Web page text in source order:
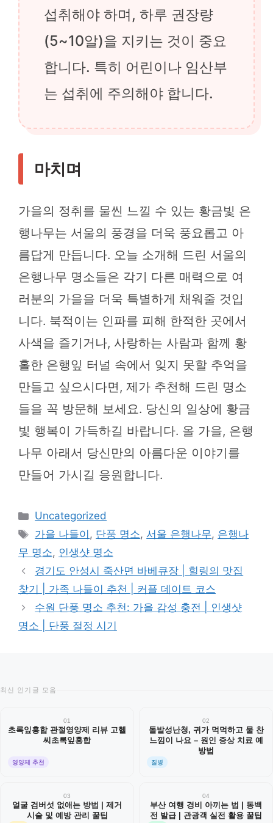
섭취해야 하며, 하루 권장량
(5~10알)을 지키는 것이 중요
합니다. 특히 어린이나 임산부
는 섭취에 주의해야 합니다.
마치며
가을의 정취를 물씬 느낄 수 있는 황금빛 은
행나무는 서울의 풍경을 더욱 풍요롭고 아
름답게 만듭니다. 오늘 소개해 드린 서울의
은행나무 명소들은 각기 다른 매력으로 여
러분의 가을을 더욱 특별하게 채워줄 것입
니다. 북적이는 인파를 피해 한적한 곳에서
사색을 즐기거나, 사랑하는 사람과 함께 황
홀한 은행잎 터널 속에서 잊지 못할 추억을
만들고 싶으시다면, 제가 추천해 드린 명소
들을 꼭 방문해 보세요. 당신의 일상에 황금
빛 행복이 가득하길 바랍니다. 올 가을, 은행
나무 아래서 당신만의 아름다운 이야기를
만들어 가시길 응원합니다.
카
테
리
Uncategorized
태
그
가을 나들이 , 단풍 명소, 서울 은행나무, 은행나
무 명소, 인생샷 명소
경기도 안성시 죽산면 바베큐장 | 힐링의 맛집
찾기 | 가족 나들이 추천 | 커플 데이트 코스
수원 단풍 명소 추천: 가을 감성 충전 | 인생샷
명소 | 단풍 절정 시기
최신 인기글 모음
01
초록잎홍합 관절영양제 리뷰 고헬
씨초록잎홍합
영양제 추천
02
돌발성난청, 귀가 먹먹하고 물 찬
느낌이 나요 – 원인 증상 치료 예
방법
질병
03
얼굴 검버섯 없애는 방법 | 제거
시술 및 예방 관리 꿀팁
04
부산 여행 경비 아끼는 법 | 동백
전 발급 | 관광객 실전 활용 꿀팁